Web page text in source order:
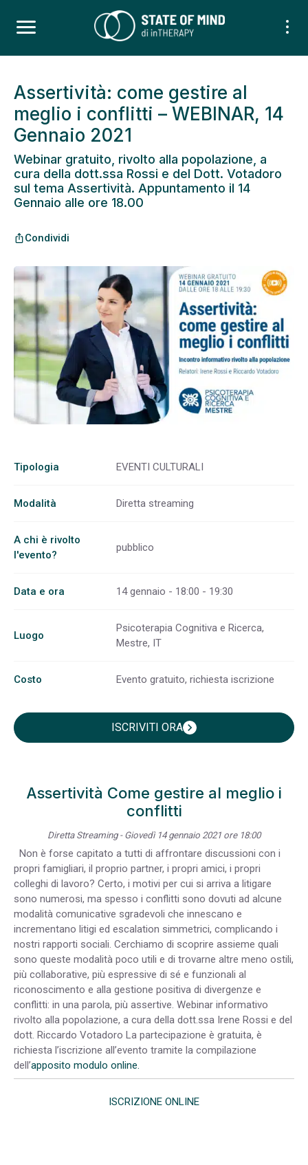
Assertività: come gestire al
meglio i conflitti – WEBINAR, 14
Gennaio 2021
Webinar gratuito, rivolto alla popolazione, a
cura della dott.ssa Rossi e del Dott. Votadoro
sul tema Assertività. Appuntamento il 14
Gennaio alle ore 18.00
ios_shareCondividi
Tipologia EVENTI CULTURALI
Modalità Diretta streaming
A chi è rivolto
l'evento?
pubblico
Data e ora 14 gennaio - 18:00 - 19:30
Luogo
Psicoterapia Cognitiva e Ricerca,
Mestre, IT
Costo Evento gratuito, richiesta iscrizione
ISCRIVITI ORAchevron_right
Assertività Come gestire al meglio i
conflitti
Diretta Streaming - Giovedì 14 gennaio 2021 ore 18:00
Non è forse capitato a tutti di affrontare discussioni con i
propri famigliari, il proprio partner, i propri amici, i propri
colleghi di lavoro? Certo, i motivi per cui si arriva a litigare
sono numerosi, ma spesso i conflitti sono dovuti ad alcune
modalità comunicative sgradevoli che innescano e
incrementano litigi ed escalation simmetrici, complicando i
nostri rapporti sociali. Cerchiamo di scoprire assieme quali
sono queste modalità poco utili e di trovarne altre meno ostili,
più collaborative, più espressive di sé e funzionali al
riconoscimento e alla gestione positiva di divergenze e
conflitti: in una parola, più assertive. Webinar informativo
rivolto alla popolazione, a cura della dott.ssa Irene Rossi e del
dott. Riccardo Votadoro La partecipazione è gratuita, è
richiesta l’iscrizione all’evento tramite la compilazione
dell’apposito modulo online.
ISCRIZIONE ONLINE